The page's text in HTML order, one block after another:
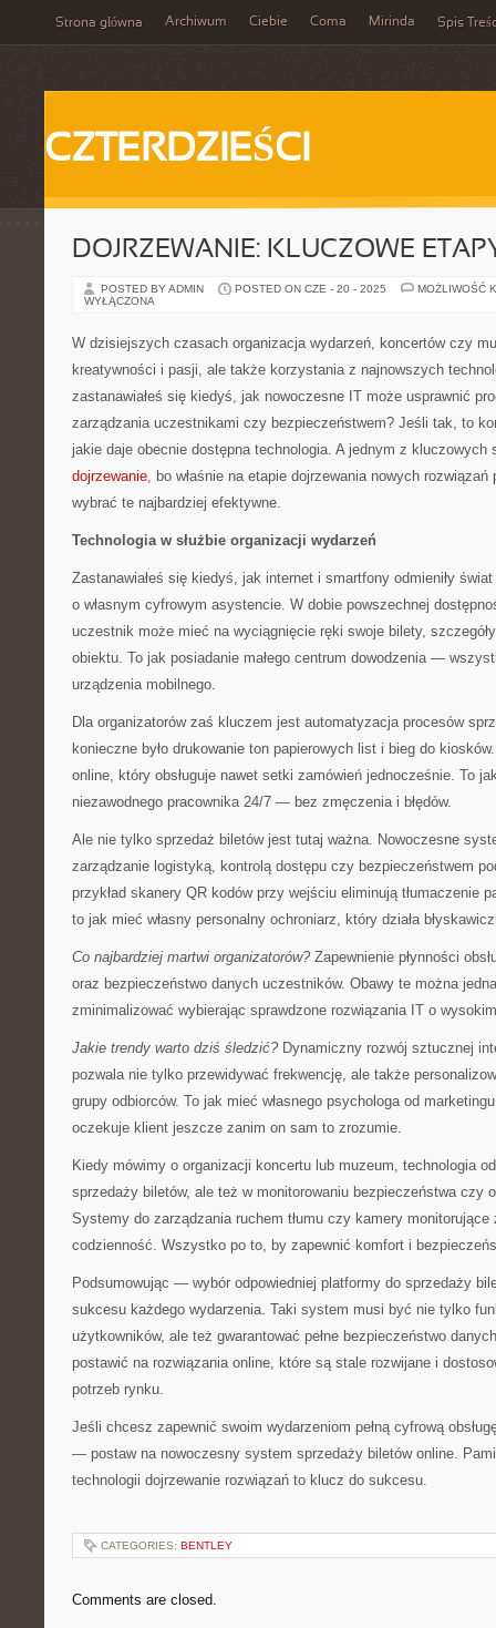
Strona główna Archiwum Ciebie Coma Mirinda Spis
CZTERDZIEŚCI
DOJRZEWANIE: KLUCZOWE
POSTED BY ADMIN POSTED ON CZE - 20 - 2025
MOŻLIWOŚĆ
WYŁĄCZONA
W dzisiejszych czasach organizacja wydarzeń, koncertów czy
kreatywności i pasji, ale także korzystania z najnowszych
zastanawiałeś się kiedyś, jak nowoczesne IT może usprawnić
zarządzania uczestnikami czy bezpieczeństwem? Jeśli tak, to
jakie daje obecnie dostępna technologia. A jednym z kluczowych
dojrzewanie, bo właśnie na etapie dojrzewania nowych
wybrać te najbardziej efektywne.
Technologia w służbie organizacji wydarzeń
Zastanawiałeś się kiedyś, jak internet i smartfony odmieniły
o własnym cyfrowym asystencie. W dobie powszechnej
uczestnik może mieć na wyciągnięcie ręki swoje bilety,
obiektu. To jak posiadanie małego centrum dowodzenia —
urządzenia mobilnego.
Dla organizatorów zaś kluczem jest automatyzacja procesów
konieczne było drukowanie ton papierowych list i bieg do
online, który obsługuje nawet setki zamówień jednocześnie. To
niezawodnego pracownika 24/7 — bez zmęczenia i błędów.
Ale nie tylko sprzedaż biletów jest tutaj ważna. Nowoczesne
zarządzanie logistyką, kontrolą dostępu czy bezpieczeństwem
przykład skanery QR kodów przy wejściu eliminują tłumaczenie
to jak mieć własny personalny ochroniarz, który działa
Co najbardziej martwi organizatorów? Zapewnienie płynności
oraz bezpieczeństwo danych uczestników. Obawy te można
zminimalizować wybierając sprawdzone rozwiązania IT o
Jakie trendy warto dziś śledzić? Dynamiczny rozwój sztucznej
pozwala nie tylko przewidywać frekwencję, ale także
grupy odbiorców. To jak mieć własnego psychologa od
oczekuje klient jeszcze zanim on sam to zrozumie.
Kiedy mówimy o organizacji koncertu lub muzeum, technologia
sprzedaży biletów, ale też w monitorowaniu bezpieczeństwa czy
Systemy do zarządzania ruchem tłumu czy kamery
codzienność. Wszystko po to, by zapewnić komfort i
Podsumowując — wybór odpowiedniej platformy do sprzedaży
sukcesu każdego wydarzenia. Taki system musi być nie tylko
użytkowników, ale też gwarantować pełne bezpieczeństwo
postawić na rozwiązania online, które są stale rozwijane i
potrzeb rynku.
Jeśli chcesz zapewnić swoim wydarzeniom pełną cyfrową
— postaw na nowoczesny system sprzedaży biletów online.
technologii dojrzewanie rozwiązań to klucz do sukcesu.
CATEGORIES: BENTLEY
Comments are closed.